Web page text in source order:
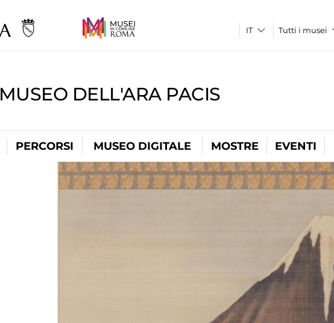
Tutti i musei
MUSEO DELL'ARA PACIS
PERCORSI MUSEO DIGITALE MOSTRE EVENTI